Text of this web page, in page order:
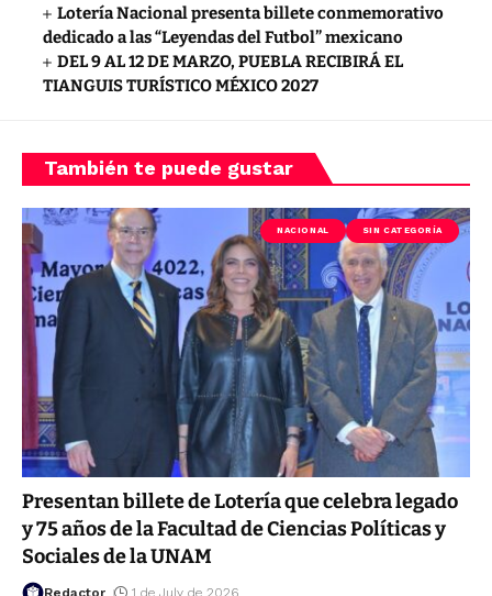
Lotería Nacional presenta billete conmemorativo
dedicado a las “Leyendas del Futbol” mexicano
DEL 9 AL 12 DE MARZO, PUEBLA RECIBIRÁ EL
TIANGUIS TURÍSTICO MÉXICO 2027
También te puede gustar
NACIONAL SIN CATEGORÍA
Presentan billete de Lotería que celebra legado
y 75 años de la Facultad de Ciencias Políticas y
Sociales de la UNAM
Redactor 1 de July de 2026